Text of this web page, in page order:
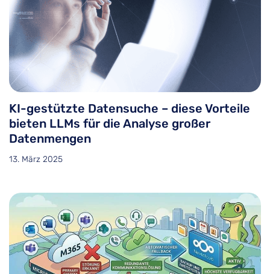
KI-gestützte Datensuche – diese Vorteile
bieten LLMs für die Analyse großer
Datenmengen
13. März 2025